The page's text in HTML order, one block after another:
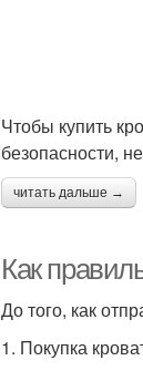
Чтобы купить
безопасности,
читать дальше →
Как
До того, как
1. Покупка